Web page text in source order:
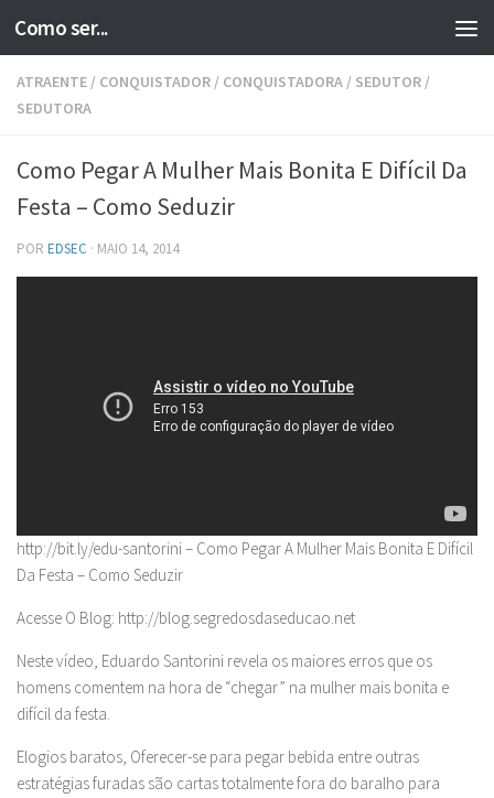
Skip to content
Como ser...
ATRAENTE / CONQUISTADOR / CONQUISTADORA / SEDUTOR /
SEDUTORA
Como Pegar A Mulher Mais Bonita E Difícil Da
Festa – Como Seduzir
POR EDSEC · MAIO 14, 2014
http://bit.ly/edu-santorini – Como Pegar A Mulher Mais Bonita E Difícil
Da Festa – Como Seduzir
Acesse O Blog: http://blog.segredosdaseducao.net
Neste vídeo, Eduardo Santorini revela os maiores erros que os
homens comentem na hora de “chegar” na mulher mais bonita e
difícil da festa.
Elogios baratos, Oferecer-se para pegar bebida entre outras
estratégias furadas são cartas totalmente fora do baralho para